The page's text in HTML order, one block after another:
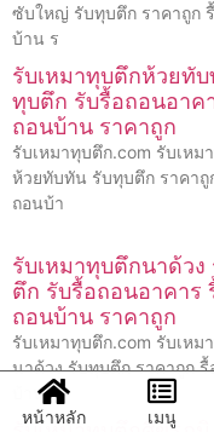
ซับใหญ่ รับทุบตึก ราคาถูก
บ้าน ร
รับเหมาทุบตึกห้วยทั
ทุบตึก รับรื้อถอนอาค
ถอนบ้าน ราคาถูก
รับเหมาทุบตึก.com รับเหม
ห้วยทับทัน รับทุบตึก ราคาถู
ถอนบ้า
รับเหมาทุบตึกนาด้วง
ตึก รับรื้อถอนอาคาร
ถอนบ้าน ราคาถูก
รับเหมาทุบตึก.com รับเหม
นาด้วง รับทุบตึก ราคาถูก รื้
บ้าน รั
หน้าหลัก เมนู